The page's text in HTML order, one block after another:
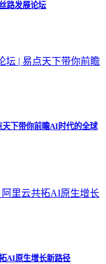
路发展论坛
下带你前瞻AI时代的全球
AI原生增长新路径